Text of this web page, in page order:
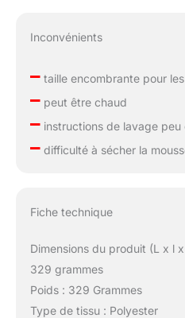
Inconvénients
–taille encombrante pour
–peut être chaud
–instructions de lavage peu
–difficulté à sécher la
Fiche technique
Dimensions du produit (L x l
329 grammes
Poids : 329 Grammes
Type de tissu : Polyester